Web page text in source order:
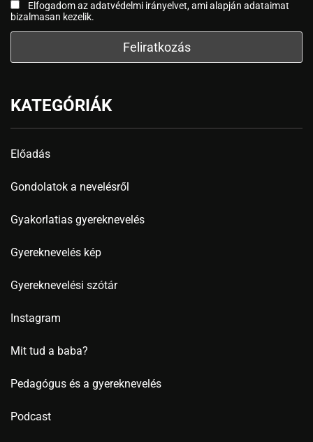
Elfogadom az adatvédelmi irányelvet, ami alapján adataimat
bizalmasan kezelik.
KATEGÓRIÁK
Előadás
Gondolatok a nevelésről
Gyakorlatias gyereknevelés
Gyereknevelés kép
Gyereknevelési szótár
Instagram
Mit tud a baba?
Pedagógus és a gyereknevelés
Podcast